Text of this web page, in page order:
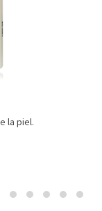
la piel.